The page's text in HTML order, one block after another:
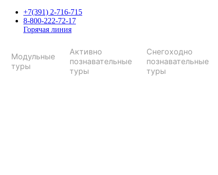
+7(391) 2-716-715
8-800-222-72-17
Горячая линия
Модульные
туры
Активно
познавательные
туры
Снегоходно
познавательные
туры